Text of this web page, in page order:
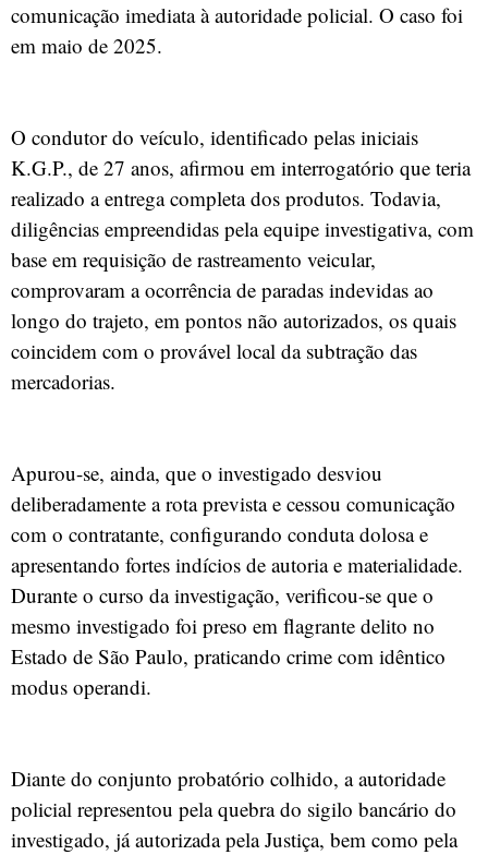
comunicação imediata à autoridade policial. O caso foi
em maio de 2025.
O condutor do veículo, identificado pelas iniciais
K.G.P., de 27 anos, afirmou em interrogatório que teria
realizado a entrega completa dos produtos. Todavia,
diligências empreendidas pela equipe investigativa, com
base em requisição de rastreamento veicular,
comprovaram a ocorrência de paradas indevidas ao
longo do trajeto, em pontos não autorizados, os quais
coincidem com o provável local da subtração das
mercadorias.
Apurou-se, ainda, que o investigado desviou
deliberadamente a rota prevista e cessou comunicação
com o contratante, configurando conduta dolosa e
apresentando fortes indícios de autoria e materialidade.
Durante o curso da investigação, verificou-se que o
mesmo investigado foi preso em flagrante delito no
Estado de São Paulo, praticando crime com idêntico
modus operandi.
Diante do conjunto probatório colhido, a autoridade
policial representou pela quebra do sigilo bancário do
investigado, já autorizada pela Justiça, bem como pela